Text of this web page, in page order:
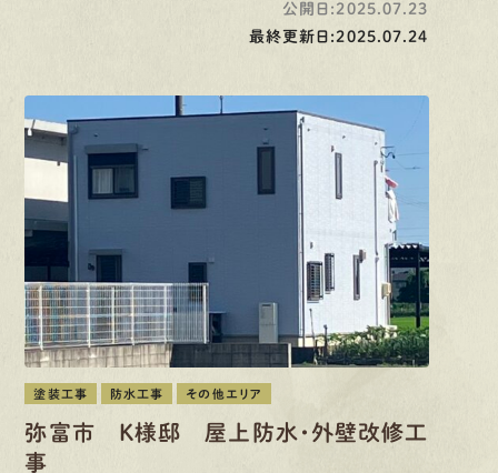
定休日 日曜・祝日
Webお問い合わせ
LINEで お手軽相談
公開日:2025.07.23
最終更新日:2025.07.24
塗装工事 防水工事 その他エリア
弥富市 K様邸 屋上防水・外壁改修工
事